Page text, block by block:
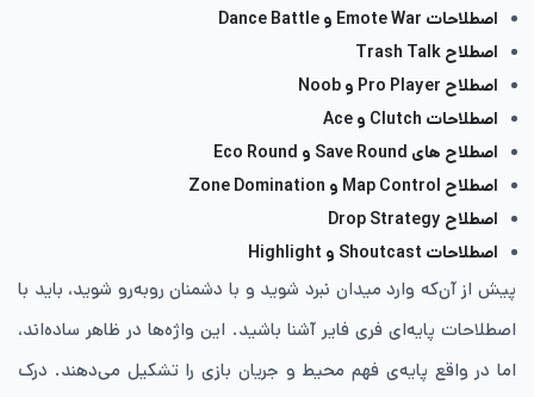
اصطلاحات Emote War و Dance Battle
اصطلاح Trash Talk
اصطلاح Pro Player و Noob
اصطلاحات Clutch و Ace
اصطلاح های Save Round و Eco Round
اصطلاح Map Control و Zone Domination
اصطلاح Drop Strategy
اصطلاحات Shoutcast و Highlight
پیش از آن‌که وارد میدان نبرد شوید و با دشمنان روبه‌رو شوید، باید با
اصطلاحات پایه‌ای فری فایر آشنا باشید. این واژه‌ها در ظاهر ساده‌اند،
اما در واقع پایه‌ی فهم محیط و جریان بازی را تشکیل می‌دهند. درک